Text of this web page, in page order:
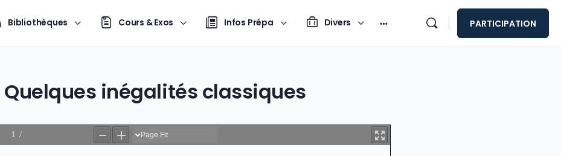
Bibliothèques Cours & Exos Infos Prépa Divers PARTICIPATION
Quelques inégalités classiques